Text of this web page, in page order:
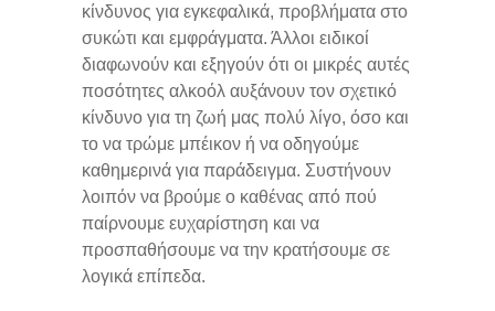
κίνδυνος για εγκεφαλικά, προβλήματα στο
συκώτι και εμφράγματα. Άλλοι ειδικοί
διαφωνούν και εξηγούν ότι οι μικρές αυτές
ποσότητες αλκοόλ αυξάνουν τον σχετικό
κίνδυνο για τη ζωή μας πολύ λίγο, όσο και
το να τρώμε μπέικον ή να οδηγούμε
καθημερινά για παράδειγμα. Συστήνουν
λοιπόν να βρούμε ο καθένας από πού
παίρνουμε ευχαρίστηση και να
προσπαθήσουμε να την κρατήσουμε σε
λογικά επίπεδα.